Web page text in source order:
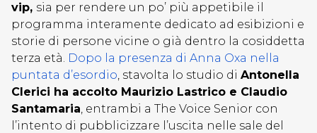
vip, sia per rendere un po’ più appetibile il
programma interamente dedicato ad esibizioni e
storie di persone vicine o già dentro la cosiddetta
terza età. Dopo la presenza di Anna Oxa nella
puntata d’esordio, stavolta lo studio di Antonella
Clerici ha accolto Maurizio Lastrico e Claudio
Santamaria, entrambi a The Voice Senior con
l’intento di pubblicizzare l’uscita nelle sale del